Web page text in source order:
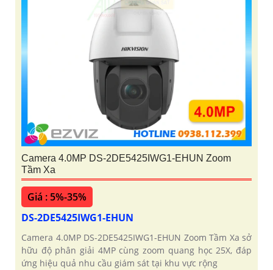
Camera 4.0MP DS-2DE5425IWG1-EHUN Zoom
Tầm Xa
Giá : 5%-35%
DS-2DE5425IWG1-EHUN
Camera 4.0MP DS-2DE5425IWG1-EHUN Zoom Tầm Xa sở
hữu độ phân giải 4MP cùng zoom quang học 25X, đáp
ứng hiệu quả nhu cầu giám sát tại khu vực rộng